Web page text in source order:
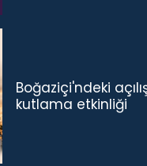
Boğaziçi'ndeki
kutlama etkinliği